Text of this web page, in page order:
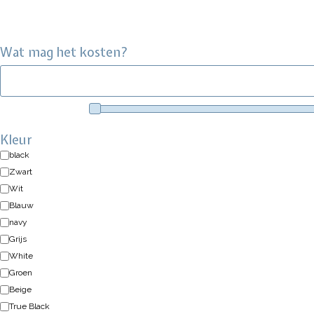
Wat mag het kosten?
Kleur
black
Zwart
Wit
Blauw
navy
Grijs
White
Groen
Beige
True Black